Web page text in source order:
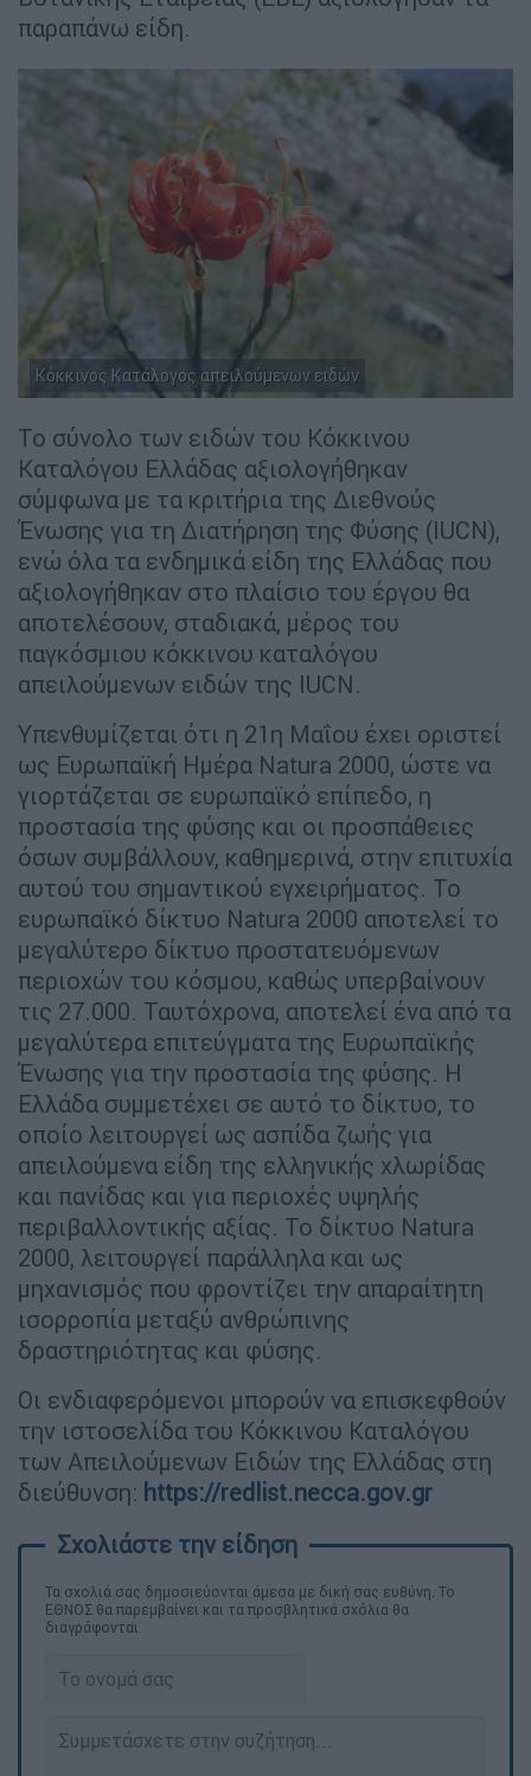
παραπάνω είδη.
Κόκκινος Κατάλογος απειλούμενων ειδών
Το σύνολο των ειδών του Κόκκινου
Καταλόγου Ελλάδας αξιολογήθηκαν
σύμφωνα με τα κριτήρια της Διεθνούς
Ένωσης για τη Διατήρηση της Φύσης (IUCN),
ενώ όλα τα ενδημικά είδη της Ελλάδας που
αξιολογήθηκαν στο πλαίσιο του έργου θα
αποτελέσουν, σταδιακά, μέρος του
παγκόσμιου κόκκινου καταλόγου
απειλούμενων ειδών της IUCN.
Υπενθυμίζεται ότι η 21η Μαΐου έχει οριστεί
ως Ευρωπαϊκή Ημέρα Natura 2000, ώστε να
γιορτάζεται σε ευρωπαϊκό επίπεδο, η
προστασία της φύσης και οι προσπάθειες
όσων συμβάλλουν, καθημερινά, στην επιτυχία
αυτού του σημαντικού εγχειρήματος. Το
ευρωπαϊκό δίκτυο Natura 2000 αποτελεί το
μεγαλύτερο δίκτυο προστατευόμενων
περιοχών του κόσμου, καθώς υπερβαίνουν
τις 27.000. Ταυτόχρονα, αποτελεί ένα από τα
μεγαλύτερα επιτεύγματα της Ευρωπαϊκής
Ένωσης για την προστασία της φύσης. Η
Ελλάδα συμμετέχει σε αυτό το δίκτυο, το
οποίο λειτουργεί ως ασπίδα ζωής για
απειλούμενα είδη της ελληνικής χλωρίδας
και πανίδας και για περιοχές υψηλής
περιβαλλοντικής αξίας. Το δίκτυο Natura
2000, λειτουργεί παράλληλα και ως
μηχανισμός που φροντίζει την απαραίτητη
ισορροπία μεταξύ ανθρώπινης
δραστηριότητας και φύσης.
Οι ενδιαφερόμενοι μπορούν να επισκεφθούν
την ιστοσελίδα του Κόκκινου Καταλόγου
των Απειλούμενων Ειδών της Ελλάδας στη
διεύθυνση: https://redlist.necca.gov.gr
Τα σχολιά σας δημοσιεύονται άμεσα με δική σας ευθύνη. Το
ΕΘΝΟΣ θα παρεμβαίνει και τα προσβλητικά σχόλια θα
διαγράφονται